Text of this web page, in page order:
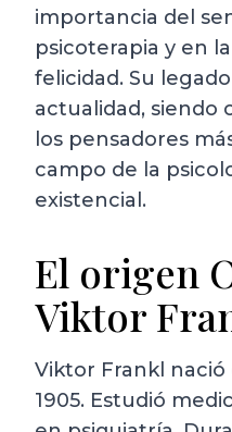
importancia del
psicoterapia y en
felicidad. Su
actualidad, siendo
los pensadores
campo de la
existencial.
El origen
Viktor
Viktor Frankl nació
1905. Estudió